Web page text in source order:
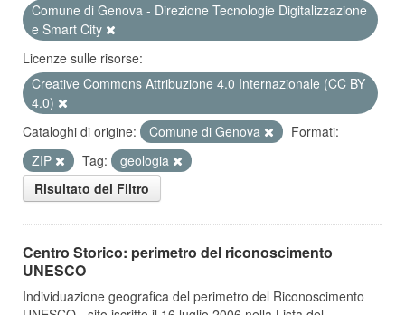
Comune di Genova - Direzione Tecnologie Digitalizzazione
e Smart City
Licenze sulle risorse:
Creative Commons Attribuzione 4.0 Internazionale (CC BY
4.0)
Cataloghi di origine:
Comune di Genova
Formati:
ZIP
Tag:
geologia
Risultato del Filtro
Centro Storico: perimetro del riconoscimento
UNESCO
Individuazione geografica del perimetro del Riconoscimento